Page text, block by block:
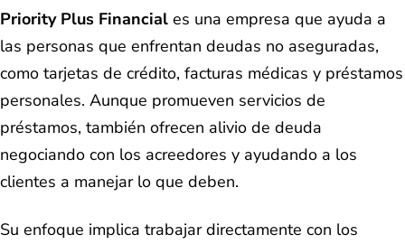
Priority Plus Financial es una empresa que ayuda a
las personas que enfrentan deudas no aseguradas,
como tarjetas de crédito, facturas médicas y préstamos
personales. Aunque promueven servicios de
préstamos, también ofrecen alivio de deuda
negociando con los acreedores y ayudando a los
clientes a manejar lo que deben.
Su enfoque implica trabajar directamente con los